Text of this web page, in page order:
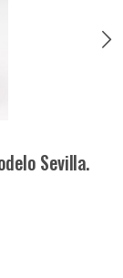
Sevilla.